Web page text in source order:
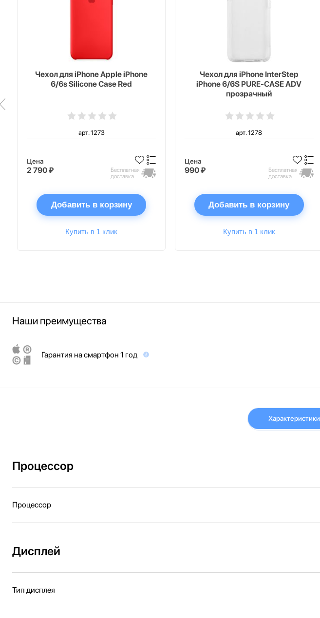
Чехол для iPhone Apple iPhone
6/6s Silicone Case Red
арт. 1273
Цена
2 790 ₽
Бесплатная
доставка
Добавить в корзину
Купить в 1 клик
Чехол для iPhone InterStep
iPhone 6/6S PURE-CASE ADV
прозрачный
арт. 1278
Цена
990 ₽
Бесплатная
доставка
Добавить в корзину
Купить в 1 клик
Наши преимущества
Гарантия на смартфон 1 год
Характеристики
Процессор
Процессор
Дисплей
Тип дисплея